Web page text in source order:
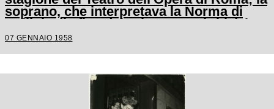
soprano, che interpretava la Norma di
Bellini, alla fine del primo atto si ritirò in
camerino a causa di una brutta raucedine
07 GENNAIO 1958